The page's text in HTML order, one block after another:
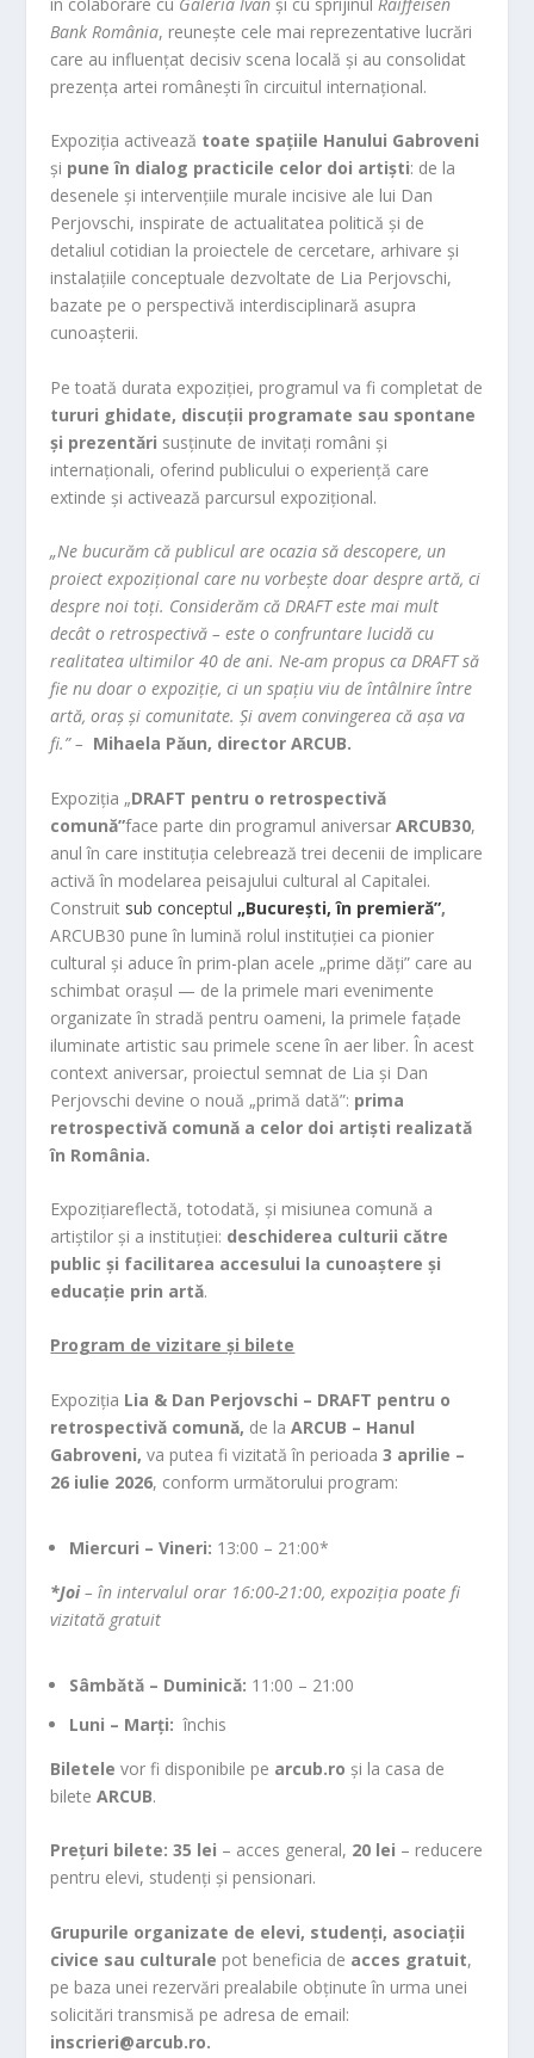
Bank România, reunește cele mai reprezentative lucrări
care au influențat decisiv scena locală și au consolidat
prezența artei românești în circuitul internațional.
Expoziția activează toate spațiile Hanului Gabroveni
și pune în dialog practicile celor doi artiști: de la
desenele și intervențiile murale incisive ale lui Dan
Perjovschi, inspirate de actualitatea politică și de
detaliul cotidian la proiectele de cercetare, arhivare și
instalațiile conceptuale dezvoltate de Lia Perjovschi,
bazate pe o perspectivă interdisciplinară asupra
cunoașterii.
Pe toată durata expoziției, programul va fi completat de
tururi ghidate, discuții programate sau spontane
și prezentări susținute de invitați români și
internaționali, oferind publicului o experiență care
extinde și activează parcursul expozițional.
„Ne bucurăm că publicul are ocazia să descopere, un
proiect expozițional care nu vorbește doar despre artă, ci
despre noi toți. Considerăm că DRAFT este mai mult
decât o retrospectivă – este o confruntare lucidă cu
realitatea ultimilor 40 de ani. Ne-am propus ca DRAFT să
fie nu doar o expoziție, ci un spațiu viu de întâlnire între
artă, oraș și comunitate. Și avem convingerea că așa va
fi.” – Mihaela Păun, director ARCUB.
Expoziția „DRAFT pentru o retrospectivă
comună”face parte din programul aniversarARCUB30,
anul în care instituția celebrează trei decenii de implicare
activă în modelarea peisajului cultural al Capitalei.
Construit sub conceptul „București, în premieră”,
ARCUB30 pune în lumină rolul instituției ca pionier
cultural și aduce în prim-plan acele „prime dăți” care au
schimbat orașul — de la primele mari evenimente
organizate în stradă pentru oameni, la primele fațade
iluminate artistic sau primele scene în aer liber. În acest
context aniversar, proiectul semnat de Lia și Dan
Perjovschi devine o nouă „primă dată”: prima
retrospectivă comună a celor doi artiști realizată
în România.
Expozițiareflectă, totodată, și misiunea comună a
artiștilor și a instituției: deschiderea culturii către
public și facilitarea accesului la cunoaștere și
educație prin artă.
Program de vizitare și bilete
Expoziția Lia & Dan Perjovschi – DRAFT pentru o
retrospectivă comună, de la ARCUB – Hanul
Gabroveni,va putea fi vizitată în perioada 3 aprilie –
26 iulie 2026, conform următorului program:
Miercuri – Vineri: 13:00 – 21:00*
*Joi– în intervalul orar 16:00-21:00, expoziția poate fi
vizitată gratuit
Sâmbătă – Duminică: 11:00 – 21:00
Luni – Marți:închis
Biletele vor fi disponibile pe arcub.ro și la casa de
bileteARCUB.
Prețuri bilete: 35 lei – acces general, 20 lei – reducere
pentru elevi, studenți și pensionari.
Grupurile organizate de elevi, studenți, asociații
civice sau culturale pot beneficia de acces gratuit,
pe baza unei rezervări prealabile obținute în urma unei
solicitări transmisă pe adresa de email:
inscrieri@arcub.ro.